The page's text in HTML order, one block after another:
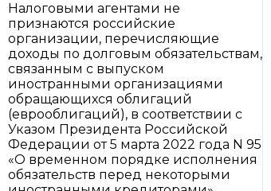
Налоговыми агентами не
признаются российские
организации, перечисляющие
доходы по долговым обязательствам,
связанным с выпуском
иностранными организациями
обращающихся облигаций
(еврооблигаций), в соответствии с
Указом Президента Российской
Федерации от 5 марта 2022 года N 95
«О временном порядке исполнения
обязательств перед некоторыми